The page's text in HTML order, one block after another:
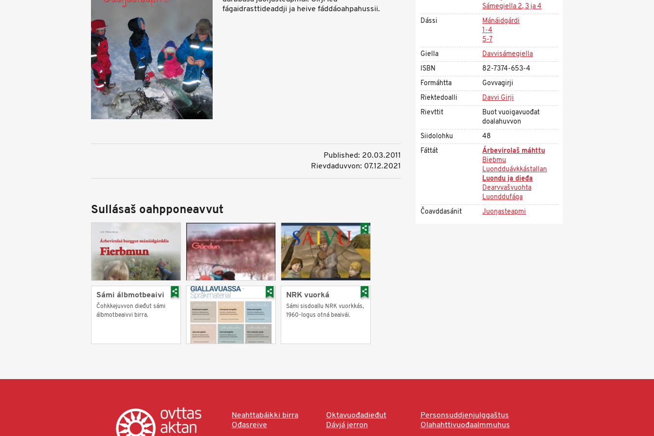
fágaidrasttideaddji ja heive fáddáoahpahussii.
Published: 20.03.2011
Rievdaduvvon: 07.12.2021
Sullásaš oahpponeavvut
Sámi álbmotbeaivi
Čohkkejuvvon dieđut sámi
álbmotbeaivvi birra.
NRK vuorká
Sámi sisdoallu NRK vuorkkás,
1960-logus otná beaivái.
Sámegiella 2, 3 ja 4
Dássi
Mánáidgárdi
1-4
5-7
Giella
Davvisámegiella
ISBN
82-7374-653-4
Formáhtta
Govvagirji
Riektedoalli
Davvi Girji
Rievttit
Buot vuoigavuođat
doalahuvvon
Siidolohku
48
Fáttát
Árbevirolaš máhttu
Biebmu
Luondduávkkástallan
Luondu ja dieđa
Dearvvašvuohta
Luonddufága
Čoavddasánit
Juoŋasteapmi
Neahttabáikki birra Oktavuođadieđut
Personsuddjenjulggaštus
Ođasreive
Dávjá jerron Olahahttivuođaalmmuhus